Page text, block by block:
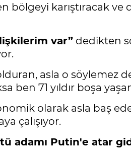
karıştıracak ve
var” dedikten
asla o söylemez
ben 71 yıldır boşa
olarak asla baş
çalışıyor.
adamı Putin'e atar